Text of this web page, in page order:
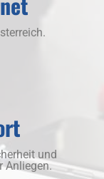
und
Anliegen.